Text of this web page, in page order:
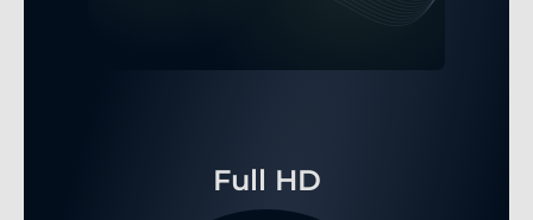
Full HD